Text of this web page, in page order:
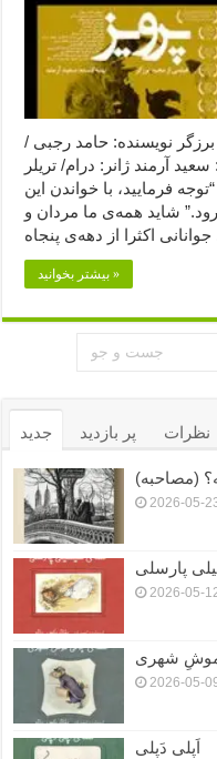
مجید برزگر نویسنده: حامد رجبی /
آرمند ژانر: درام/ تریلر
مدت: ۱۰۰ دقیقه “توجه فرمایید،‌ با خواندن این
شاید همه‌ی ما مردان و
بیشتر بخوانید »
جدید پر بازدید نظرات
(مصاحبه)
2026-05-
پارسلی
2026-05-
موشِ شهری
2026-05-
اَپلی دَپلی